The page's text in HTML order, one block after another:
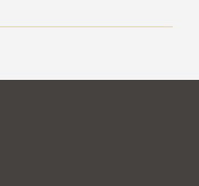
átmeneti intézkedései
szakmai